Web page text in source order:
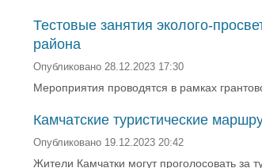
Тестовые занятия эколого-
района
Опубликовано 28.12.2023 17:30
Мероприятия проводятся в рамках
Камчатские туристические
Опубликовано 19.12.2023 20:42
Жители Камчатки могут проголосовать за